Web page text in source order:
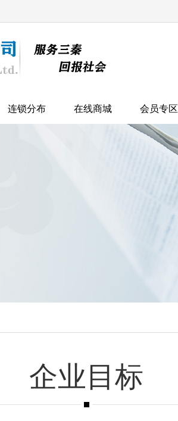
连锁分布 在线商城 会员专区
企业目标